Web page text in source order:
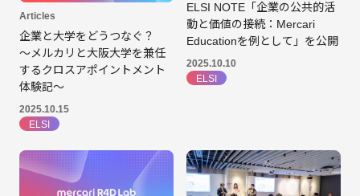
Articles
企業と大学をどうつなぐ？
～メルカリと大阪大学を兼任
するクロスアポイントメント
体験記～
2025.10.15
ELSI
ELSI NOTE「企業の公共的活
動と価値の接続：Mercari
Educationを例として」を公開
2025.10.10
ELSI